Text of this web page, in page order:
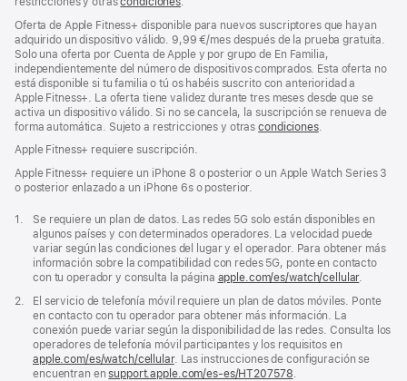
Oferta de Apple Fitness+ disponible para nuevos suscriptores que hayan
adquirido un dispositivo válido. 9,99 €/mes después de la prueba gratuita.
Solo una oferta por Cuenta de Apple y por grupo de En Familia,
independientemente del número de dispositivos comprados. Esta oferta no
está disponible si tu familia o tú os habéis suscrito con anterioridad a
Apple Fitness+. La oferta tiene validez durante tres meses desde que se
activa un dispositivo válido. Si no se cancela, la suscripción se renueva de
forma automática. Sujeto a restricciones y otrascondiciones.
Apple Fitness+ requiere suscripción.
Apple Fitness+ requiere un iPhone 8 o posterior o un Apple Watch Series 3
o posterior enlazado a un iPhone 6s o posterior.
Nota
página
1.
Se requiere un plan de datos. Las redes 5G solo están disponibles en
algunos países y con determinados operadores. La velocidad puede
variar según las condiciones del lugar y el operador. Para obtener más
información sobre la compatibilidad con redes 5G, ponte en contacto
con tu operador y consulta la página apple.com/es/watch/cellular.
Nota
página
2.
El servicio de telefonía móvil requiere un plan de datos móviles. Ponte
en contacto con tu operador para obtener más información. La
conexión puede variar según la disponibilidad de las redes. Consulta los
operadores de telefonía móvil participantes y los requisitos en
apple.com/es/watch/cellular. Las instrucciones de configuración se
encuentran ensupport.apple.com/es-es/HT207578